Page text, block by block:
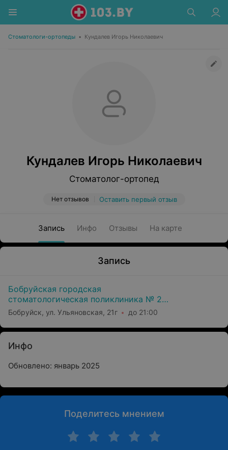
Стоматологи-ортопеды • Кундалев Игорь Николаевич
Кундалев Игорь Николаевич
Стоматолог-ортопед
Нет отзывов Оставить первый отзыв
Запись Инфо Отзывы На карте
Запись
Бобруйская городская
стоматологическая поликлиника № 2
(Филиал Уз Бгсп №1)
Бобруйск, ул. Ульяновская, 21г до 21:00
Инфо
Обновлено: январь 2025
Поделитесь мнением